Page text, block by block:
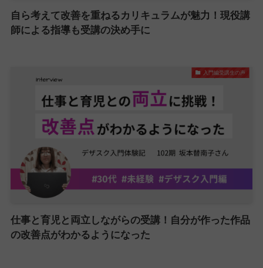
自ら考えて改善を重ねるカリキュラムが魅力！現役講
師による指導も受講の決め手に
入門編受講生の声
仕事と育児と両立しながらの受講！自分が作った作品
の改善点がわかるようになった